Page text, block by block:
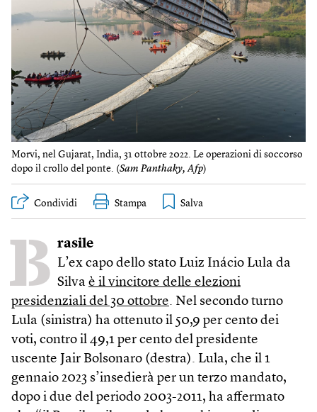
Morvi, nel Gujarat, India, 31 ottobre 2022. Le operazioni di soccorso
dopo il crollo del ponte. (Sam Panthaky, Afp)
Condividi Stampa
B rasile
L’ex capo dello stato Luiz Inácio Lula da
Silva è il vincitore delle elezioni
presidenziali del 30 ottobre. Nel secondo turno
Lula (sinistra) ha ottenuto il 50,9 per cento dei
voti, contro il 49,1 per cento del presidente
uscente Jair Bolsonaro (destra). Lula, che il 1
gennaio 2023 s’insedierà per un terzo mandato,
dopo i due del periodo 2003-2011, ha affermato